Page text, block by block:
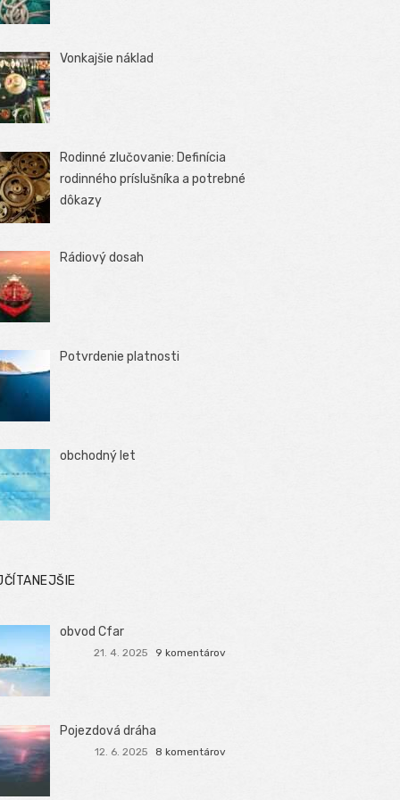
Vonkajšie náklad
Rodinné zlučovanie: Definícia
rodinného príslušníka a potrebné
dôkazy
Rádiový dosah
Potvrdenie platnosti
obchodný let
obvod Cfar
21. 4. 2025 9 komentárov
Pojezdová dráha
12. 6. 2025 8 komentárov